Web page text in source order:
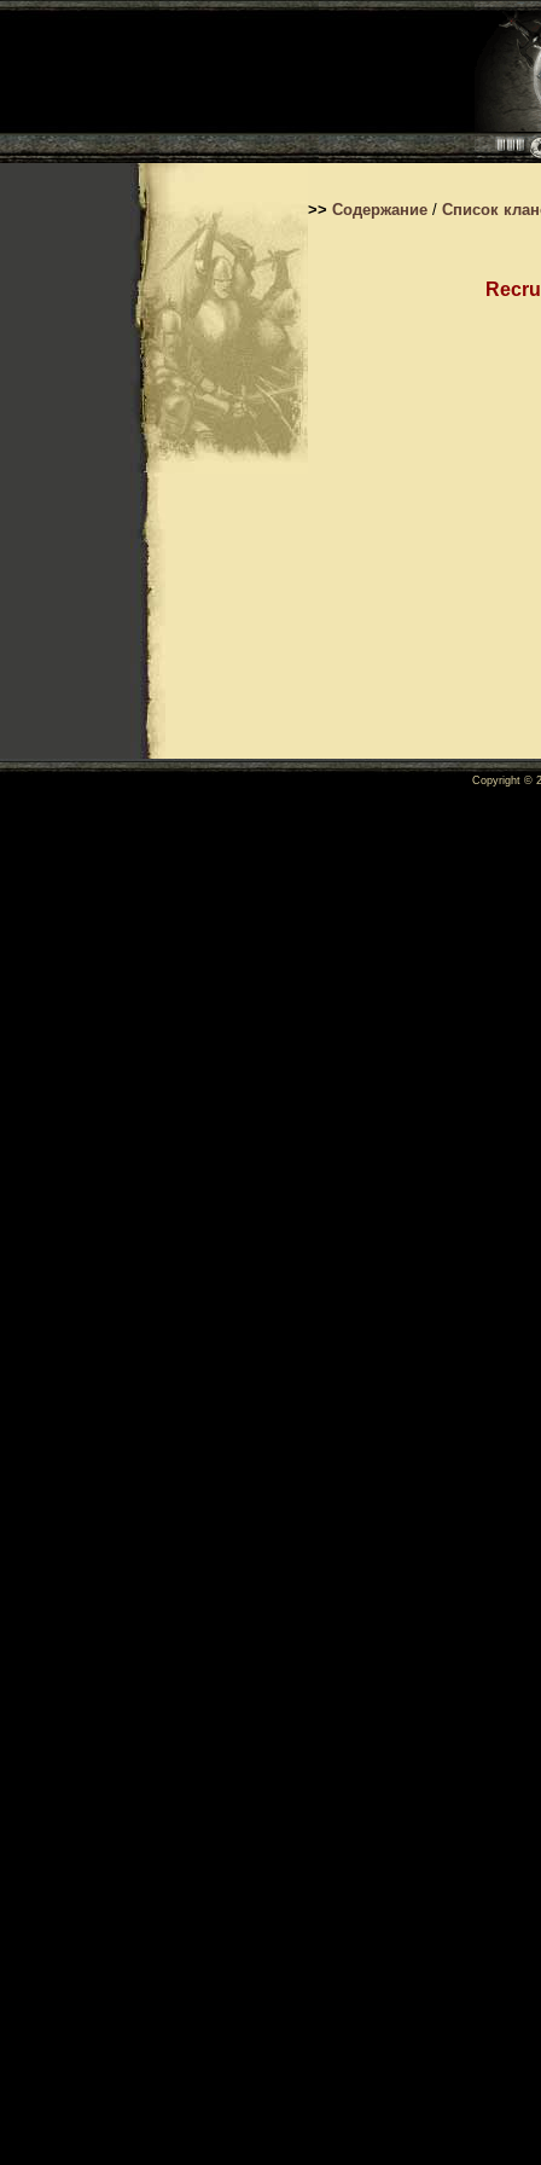
>> Содержание / Список
Copyright ©